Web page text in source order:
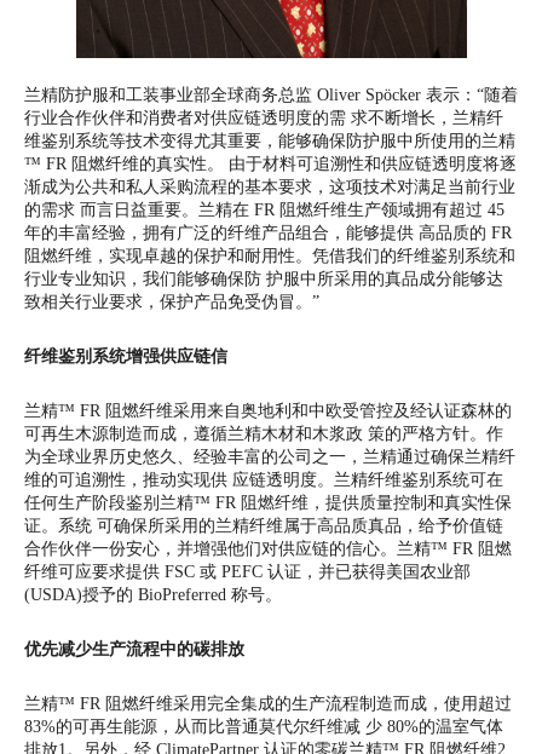
兰精防护服和工装事业部全球商务总监 Oliver Spöcker 表示：“随着
行业合作伙伴和消费者对供应链透明度的需 求不断增长，兰精纤
维鉴别系统等技术变得尤其重要，能够确保防护服中所使用的兰精
™ FR 阻燃纤维的真实性。 由于材料可追溯性和供应链透明度将逐
渐成为公共和私人采购流程的基本要求，这项技术对满足当前行业
的需求 而言日益重要。兰精在 FR 阻燃纤维生产领域拥有超过 45
年的丰富经验，拥有广泛的纤维产品组合，能够提供 高品质的 FR
阻燃纤维，实现卓越的保护和耐用性。凭借我们的纤维鉴别系统和
行业专业知识，我们能够确保防 护服中所采用的真品成分能够达
致相关行业要求，保护产品免受伪冒。”
纤维鉴别系统增强供应链信
兰精™ FR 阻燃纤维采用来自奥地利和中欧受管控及经认证森林的
可再生木源制造而成，遵循兰精木材和木浆政 策的严格方针。作
为全球业界历史悠久、经验丰富的公司之一，兰精通过确保兰精纤
维的可追溯性，推动实现供 应链透明度。兰精纤维鉴别系统可在
任何生产阶段鉴别兰精™ FR 阻燃纤维，提供质量控制和真实性保
证。系统 可确保所采用的兰精纤维属于高品质真品，给予价值链
合作伙伴一份安心，并增强他们对供应链的信心。兰精™ FR 阻燃
纤维可应要求提供 FSC 或 PEFC 认证，并已获得美国农业部
(USDA)授予的 BioPreferred 称号。
优先减少生产流程中的碳排放
兰精™ FR 阻燃纤维采用完全集成的生产流程制造而成，使用超过
83%的可再生能源，从而比普通莫代尔纤维减 少 80%的温室气体
排放1。另外，经 ClimatePartner 认证的零碳兰精™ FR 阻燃纤维2